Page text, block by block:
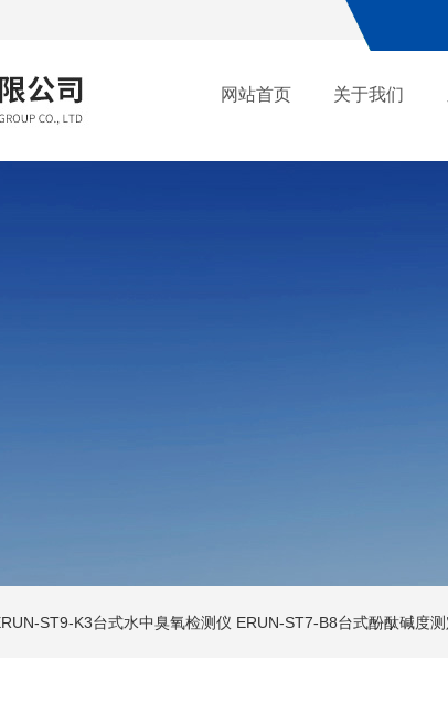
网站首页 关于我们
ST9-K3台式水中臭氧检测仪 ERUN-ST7-B8台式酚酞碱度